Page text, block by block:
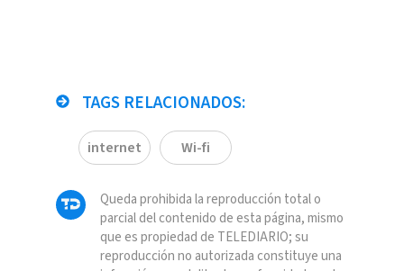
TAGS RELACIONADOS:
internet Wi-fi
Queda prohibida la reproducción total o
parcial del contenido de esta página, mismo
que es propiedad de TELEDIARIO; su
reproducción no autorizada constituye una